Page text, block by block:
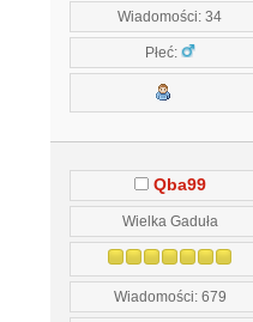
Wiadomości: 34
Płeć:
Qba99
Wielka Gaduła
Wiadomości: 679